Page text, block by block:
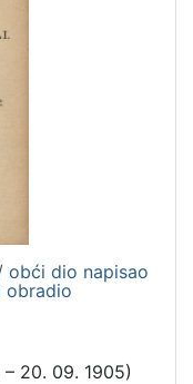
obći dio napisao
obradio
20. 09. 1905)